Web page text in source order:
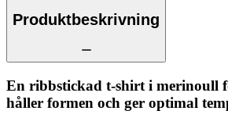
Produktbeskrivning
En ribbstickad t-shirt i merinoull
håller formen och ger optimal